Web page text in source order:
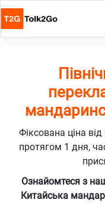
Фіксована ціна
протягом 1 дня,
Ознайомтеся з
Китайська